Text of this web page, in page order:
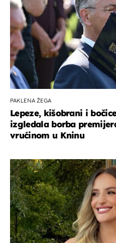
PAKLENA ŽEGA
Lepeze, kišobrani i
izgledala borba
vrućinom u Kninu